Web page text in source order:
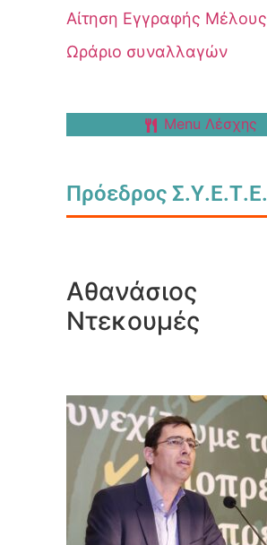
Αίτηση Εγγραφής Μέλους
Ωράριο συναλλαγών
Menu Λέσχης
Πρόεδρος Σ.Υ.Ε.Τ.Ε.
Αθανάσιος
Ντεκουμές